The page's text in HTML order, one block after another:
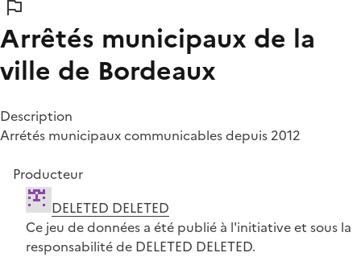
Arrêtés municipaux de la
ville de Bordeaux
Description
Arrétés municipaux communicables depuis 2012
Producteur
DELETED DELETED
Ce jeu de données a été publié à l'initiative et sous la
responsabilité de DELETED DELETED.